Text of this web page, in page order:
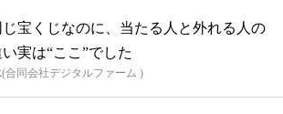
じ宝くじなのに、当たる人と外れる人の
実は“ここ”でした
合同会社デジタルファーム )